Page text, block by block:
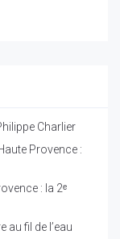
Charlier
Provence :
: la 2ᵉ
au fil de l’eau